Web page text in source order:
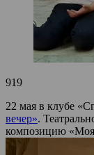
919
22 мая в клубе
вечер».
композицию «Моя